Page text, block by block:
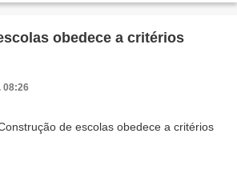
obedece a critérios
08:26